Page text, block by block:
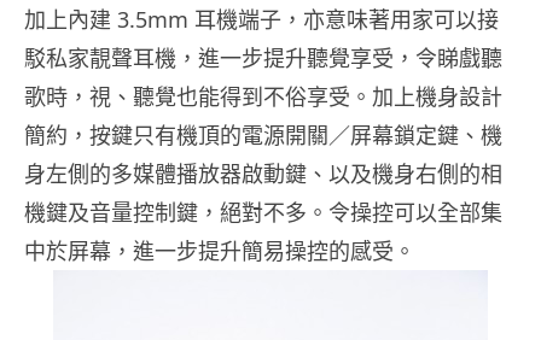
加上內建 3.5mm 耳機端子，亦意味著用家可以接
駁私家靚聲耳機，進一步提升聽覺享受，令睇戲聽
歌時，視、聽覺也能得到不俗享受。加上機身設計
簡約，按鍵只有機頂的電源開關／屏幕鎖定鍵、機
身左側的多媒體播放器啟動鍵、以及機身右側的相
機鍵及音量控制鍵，絕對不多。令操控可以全部集
中於屏幕，進一步提升簡易操控的感受。